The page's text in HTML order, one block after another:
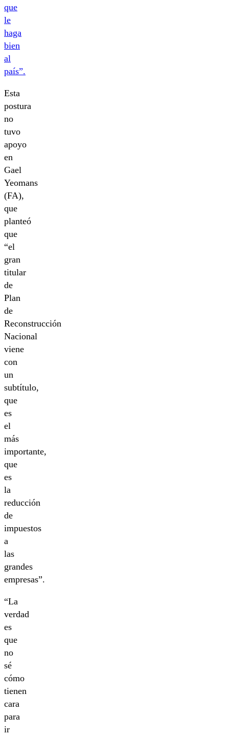
que
le
haga
bien
al
país”.
Esta
postura
no
tuvo
apoyo
en
Gael
Yeomans
(FA),
que
planteó
que
“el
gran
titular
de
Plan
de
Reconstrucción
Nacional
viene
con
un
subtítulo,
que
es
el
más
importante,
que
es
la
reducción
de
impuestos
a
las
grandes
empresas”.
“La
verdad
es
que
no
sé
cómo
tienen
cara
para
ir